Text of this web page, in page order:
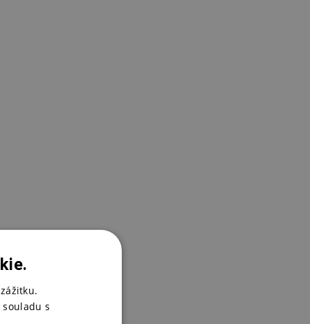
souladu s